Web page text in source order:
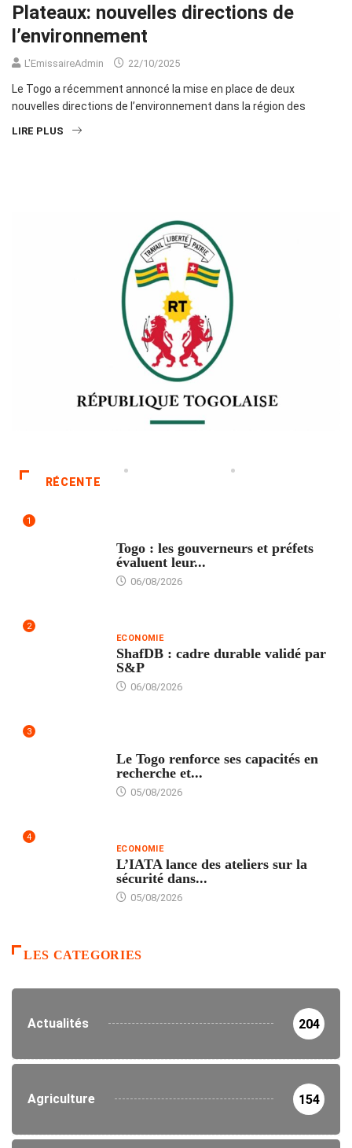
Plateaux: nouvelles directions de
l’environnement
L'EmissaireAdmin 22/10/2025
Le Togo a récemment annoncé la mise en place de deux
nouvelles directions de l’environnement dans la région des
LIRE PLUS
RÉCENTE
1
Togo : les gouverneurs et préfets
évaluent leur...
06/08/2026
2
ECONOMIE
ShafDB : cadre durable validé par
S&P
06/08/2026
3
Le Togo renforce ses capacités en
recherche et...
05/08/2026
4
ECONOMIE
L’IATA lance des ateliers sur la
sécurité dans...
05/08/2026
LES CATEGORIES
Actualités 204
Agriculture 154